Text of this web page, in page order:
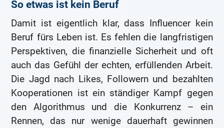
So etwas ist kein Beruf
Damit ist eigentlich klar, dass Influencer kein
Beruf fürs Leben ist. Es fehlen die langfristigen
Perspektiven, die finanzielle Sicherheit und oft
auch das Gefühl der echten, erfüllenden Arbeit.
Die Jagd nach Likes, Followern und bezahlten
Kooperationen ist ein ständiger Kampf gegen
den Algorithmus und die Konkurrenz – ein
Rennen, das nur wenige dauerhaft gewinnen